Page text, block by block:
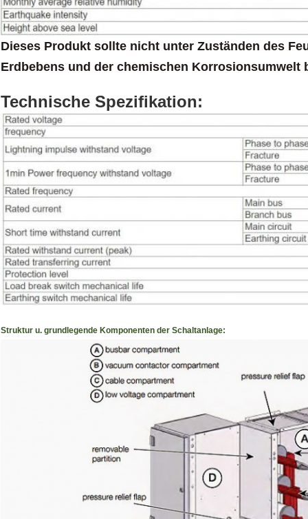
Dieses Produkt sollte nicht unter Zuständen des
Erdbebens und der chemischen Korrosionsumwelt
Technische Spezifikation:
Struktur u. grundlegende Komponenten der Schaltanlage: